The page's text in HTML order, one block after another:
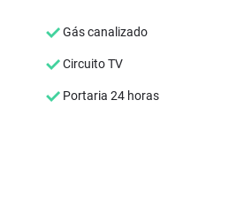
Gás canalizado
Circuito TV
Portaria 24 horas